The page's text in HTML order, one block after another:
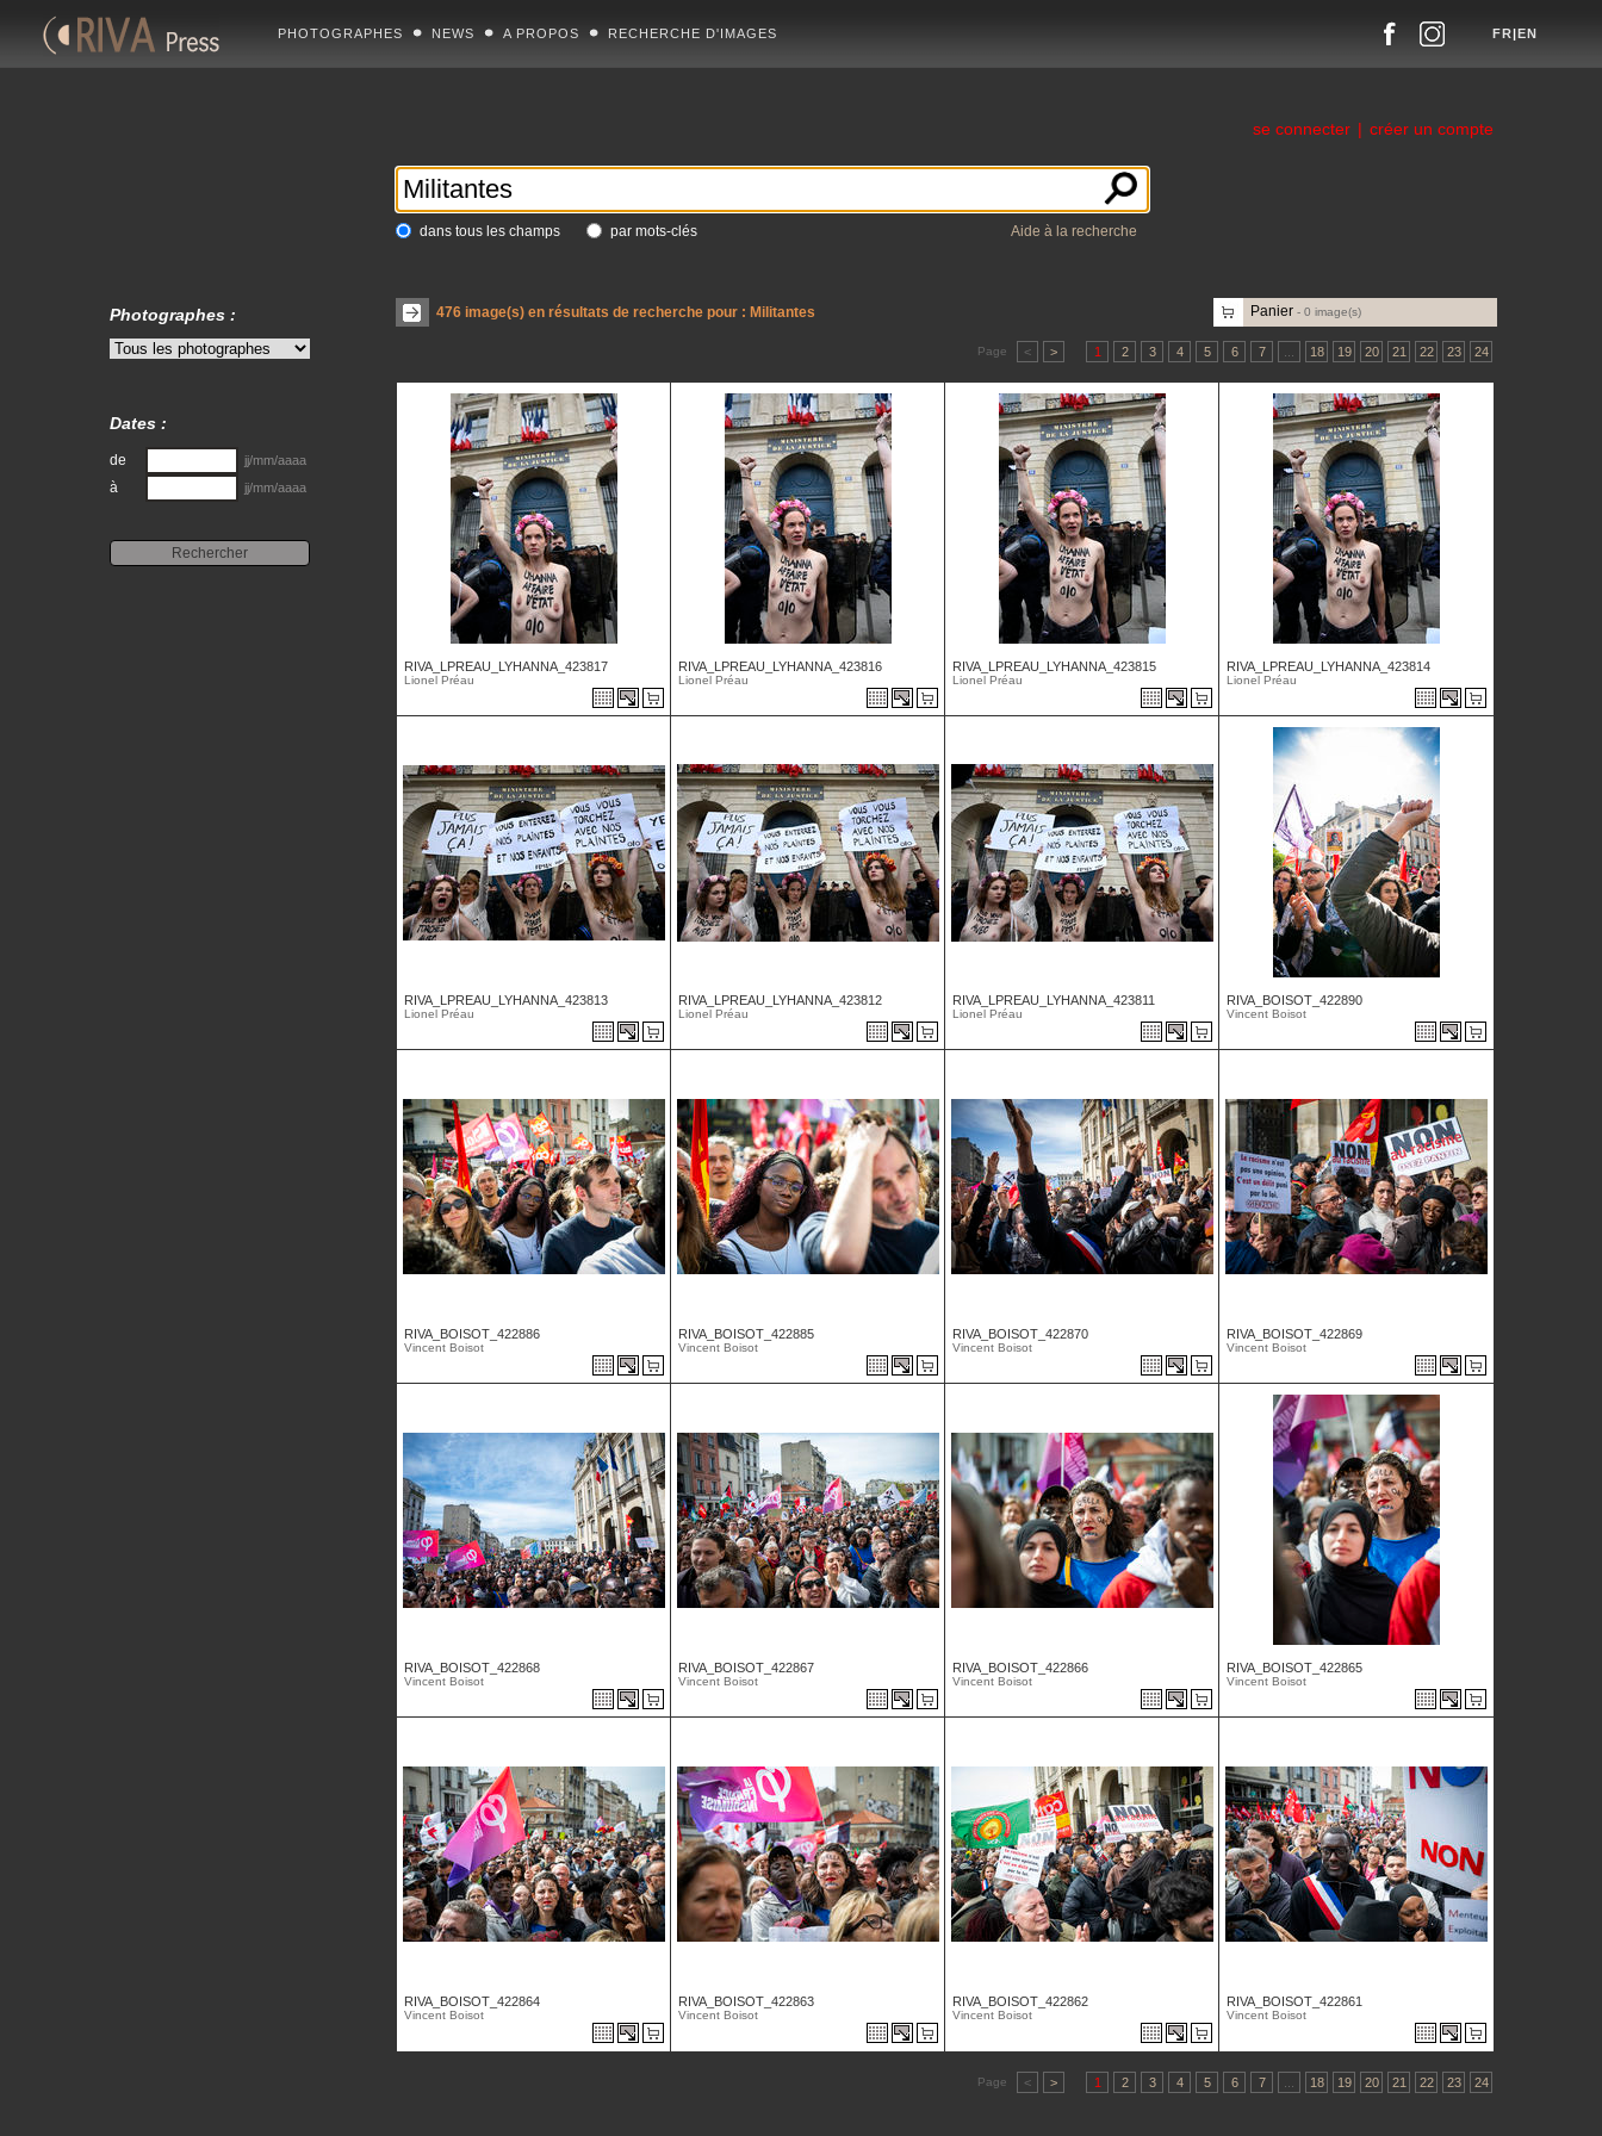
PHOTOGRAPHES NEWS A PROPOS RECHERCHE D'IMAGES FR|EN
se connecter | créer un compte
dans tous les champs par mots-clés Aide à la recherche
476 image(s) en résultats de recherche pour : Militantes Panier - 0 image(s)
Page < > 1 2 3 4 5 6 7 18 19 20 21 22 23 24
RIVA_LPREAU_LYHANNA_423817
Lionel Préau
RIVA_LPREAU_LYHANNA_423816
Lionel Préau
RIVA_LPREAU_LYHANNA_423815
Lionel Préau
RIVA_LPREAU_LYHANNA_423814
Lionel Préau
RIVA_LPREAU_LYHANNA_423813
Lionel Préau
RIVA_LPREAU_LYHANNA_423812
Lionel Préau
RIVA_LPREAU_LYHANNA_423811
Lionel Préau
RIVA_BOISOT_422890
Vincent Boisot
RIVA_BOISOT_422886
Vincent Boisot
RIVA_BOISOT_422885
Vincent Boisot
RIVA_BOISOT_422870
Vincent Boisot
RIVA_BOISOT_422869
Vincent Boisot
RIVA_BOISOT_422868
Vincent Boisot
RIVA_BOISOT_422867
Vincent Boisot
RIVA_BOISOT_422866
Vincent Boisot
RIVA_BOISOT_422865
Vincent Boisot
RIVA_BOISOT_422864
Vincent Boisot
RIVA_BOISOT_422863
Vincent Boisot
RIVA_BOISOT_422862
Vincent Boisot
RIVA_BOISOT_422861
Vincent Boisot
Page < > 1 2 3 4 5 6 7 18 19 20 21 22 23 24
Photographes :
Dates :
de jj/mm/aaaa
à jj/mm/aaaa